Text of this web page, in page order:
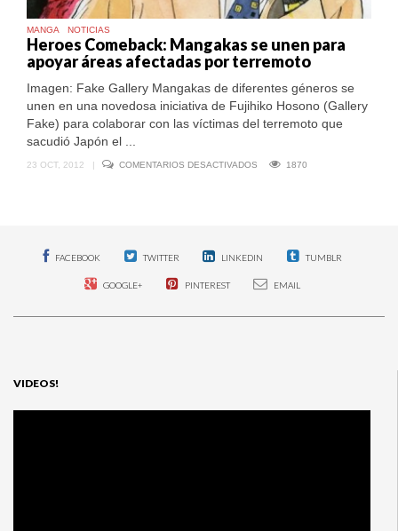
MANGA NOTICIAS
Heroes Comeback: Mangakas se unen para
apoyar áreas afectadas por terremoto
Imagen: Fake Gallery Mangakas de diferentes géneros se
unen en una novedosa iniciativa de Fujihiko Hosono (Gallery
Fake) para colaborar con las víctimas del terremoto que
sacudió Japón el ...
23 OCT, 2012 | COMENTARIOS DESACTIVADOS
ÁREAS
POR
1870
FACEBOOK TWITTER LINKEDIN TUMBLR
GOOGLE+ PINTEREST EMAIL
VIDEOS!